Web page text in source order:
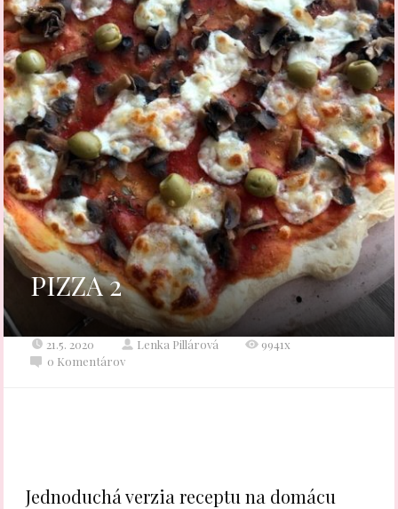
PIZZA 2
21.5. 2020 Lenka Pillárová
9941x
0 Komentárov
Jednoduchá verzia receptu na domácu